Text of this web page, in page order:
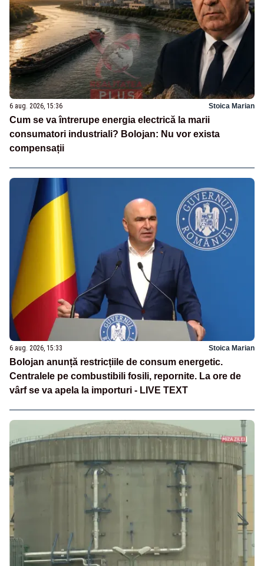
6 aug. 2026, 15:36 Stoica Marian
Cum se va întrerupe energia electrică la marii
consumatori industriali? Bolojan: Nu vor exista
compensații
6 aug. 2026, 15:33 Stoica Marian
Bolojan anunță restricțiile de consum energetic.
Centralele pe combustibili fosili, repornite. La ore de
vârf se va apela la importuri - LIVE TEXT